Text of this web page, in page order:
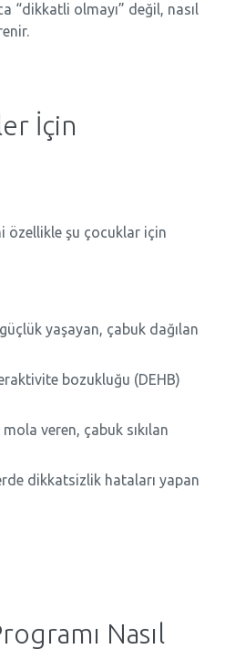
“dikkatli olmayı” değil, nasıl
İçin
şu çocuklar için
yaşayan, çabuk dağılan
bozukluğu (DEHB)
veren, çabuk sıkılan
dikkatsizlik hataları yapan
Nasıl